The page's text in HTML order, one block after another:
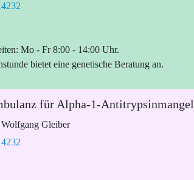
Mo - Fr 8:00 - 14:00 Uhr.
bietet eine genetische Beratung an.
für Alpha-1-Antitrypsinmangel
Gleiber